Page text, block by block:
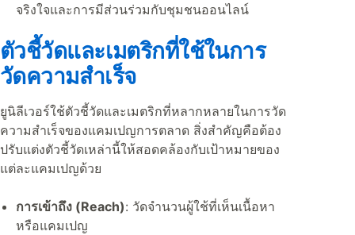
จริงใจและการมีส่วนร่วมกับชุมชนออนไลน์
ตัวชี้วัดและเมตริกที่ใช้ในการ
วัดความสำเร็จ
ยูนิลีเวอร์ใช้ตัวชี้วัดและเมตริกที่หลากหลายในการวัด
ความสำเร็จของแคมเปญการตลาด สิ่งสำคัญคือต้อง
ปรับแต่งตัวชี้วัดเหล่านี้ให้สอดคล้องกับเป้าหมายของ
แต่ละแคมเปญด้วย
การเข้าถึง (Reach): วัดจำนวนผู้ใช้ที่เห็นเนื้อหา
หรือแคมเปญ